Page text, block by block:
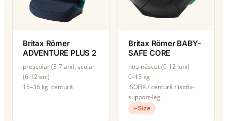
Britax Römer
ADVENTURE PLUS 2
preșcolar (3-7 ani), școlar
(6-12 ani)
15–36 kg centură
Britax Römer BABY-
SAFE CORE
nou-născut (0-12 luni)
0–13 kg
ISOFIX / centură / isofix-
support-leg
i-Size